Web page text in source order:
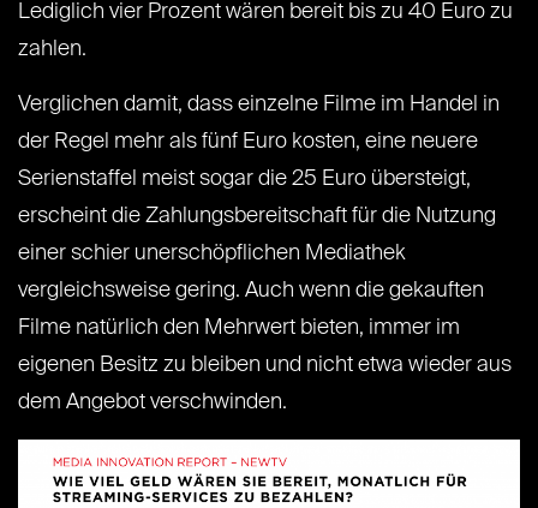
Lediglich vier Prozent wären bereit bis zu 40 Euro zu
zahlen.
Verglichen damit, dass einzelne Filme im Handel in
der Regel mehr als fünf Euro kosten, eine neuere
Serienstaffel meist sogar die 25 Euro übersteigt,
erscheint die Zahlungsbereitschaft für die Nutzung
einer schier unerschöpflichen Mediathek
vergleichsweise gering. Auch wenn die gekauften
Filme natürlich den Mehrwert bieten, immer im
eigenen Besitz zu bleiben und nicht etwa wieder aus
dem Angebot verschwinden.